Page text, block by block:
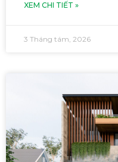
XEM CHI TIẾT »
3 Tháng tám, 2026